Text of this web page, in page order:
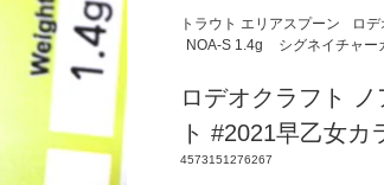
トラウト エリアスプーン ロ
NOA-S 1.4g
シグネイチャー
ロデオクラフト
ト #2021早乙女カ
4573151276267